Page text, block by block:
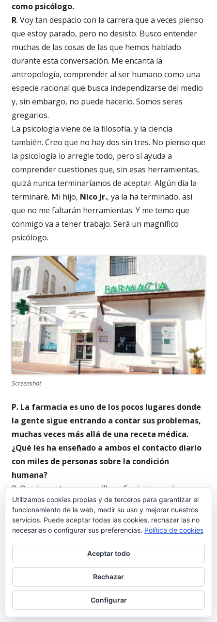
como psicólogo.
R. Voy tan despacio con la carrera que a veces pienso
que estoy parado, pero no desisto. Busco entender
muchas de las cosas de las que hemos hablado
durante esta conversación. Me encanta la
antropología, comprender al ser humano como una
especie racional que busca independizarse del medio
y, sin embargo, no puede hacerlo. Somos seres
gregarios.
La psicología viene de la filosofía, y la ciencia
también. Creo que no hay dos sin tres. No pienso que
la psicología lo arregle todo, pero sí ayuda a
comprender cuestiones que, sin esas herramientas,
quizá nunca terminaríamos de aceptar. Algún día la
terminaré. Mi hijo, Nico Jr., ya la ha terminado, así
que no me faltarán herramientas. Y me temo que
conmigo va a tener trabajo. Será un magnífico
psicólogo.
Screenshot
P. La farmacia es uno de los pocos lugares donde
la gente sigue entrando a contar sus problemas,
muchas veces más allá de una receta médica.
¿Qué les ha enseñado a ambos el contacto diario
con miles de personas sobre la condición
humana?
R. Que la gente es maravillosa. Es cierto que hoy
vivimos de una forma más acelerada y más crispada,
pero cuando conectas con una persona dañada y la
acompañas en su evolución, la experiencia resulta
extraordinaria.
En las respuestas anteriores puede haberse
entreverado una cierta visión catastrofista, pero no
lo soy. Soy optimista y estoy convencido de que, el día
que queramos mejorar nuestros barrios, podremos
hacerlo. Es una cuestión de voluntad.
Utilizamos cookies propias y de terceros para garantizar el
funcionamiento de la web, medir su uso y mejorar nuestros
servicios. Puede aceptar todas las cookies, rechazar las no
necesarias o configurar sus preferencias. Política de cookies
Aceptar todo
Rechazar
Configurar